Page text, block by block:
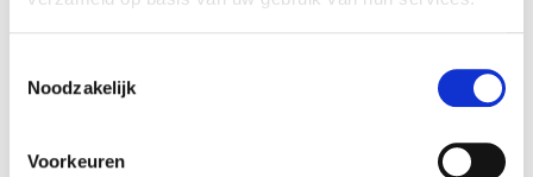
Noodzakelijk
Voorkeuren
Biometrie